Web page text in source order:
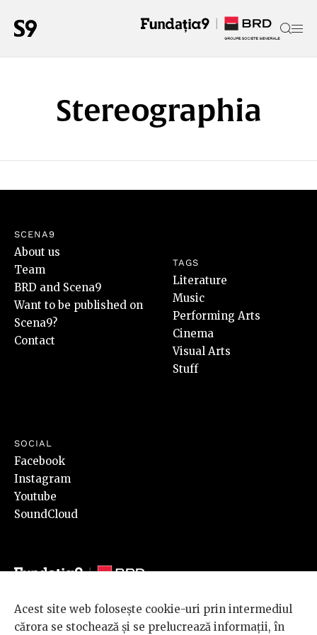
Stereographia
SCENA9
About us
Team
BRD and Scena9
Want to be published on
Scena9?
Contact
TAGS
Literature
Music
Performing Arts
Cinema
Visual Arts
Stuff
SOCIAL
Facebook
Instagram
Youtube
SoundCloud
© 2026 BRD Groupe Société Générale, toate drepturile rezervate.
Acest site web folosește cookie-uri prin intermediul
cărora se stochează și se prelucrează informații, în